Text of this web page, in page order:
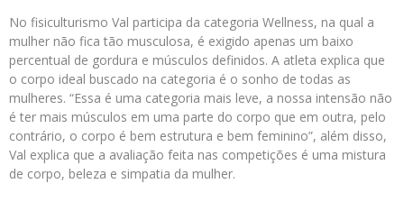
No fisiculturismo Val participa da categoria Wellness, na qual a
mulher não fica tão musculosa, é exigido apenas um baixo
percentual de gordura e músculos definidos. A atleta explica que
o corpo ideal buscado na categoria é o sonho de todas as
mulheres. “Essa é uma categoria mais leve, a nossa intensão não
é ter mais músculos em uma parte do corpo que em outra, pelo
contrário, o corpo é bem estrutura e bem feminino”, além disso,
Val explica que a avaliação feita nas competições é uma mistura
de corpo, beleza e simpatia da mulher.